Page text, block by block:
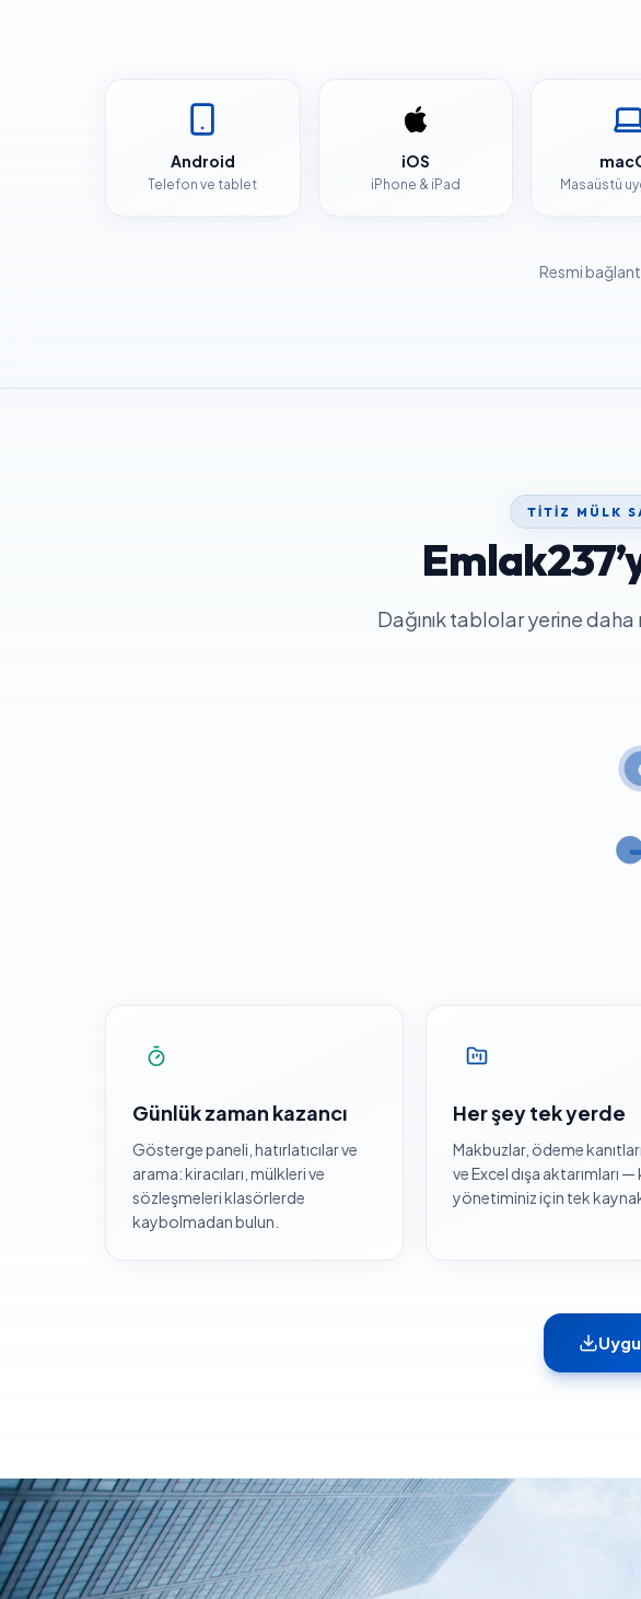
Android
Telefon ve tablet
iOS
iPhone & iPad Masaüstü
Resmi
TITIZ MÜLK
Dağınık tablolar yerine
Günlük zaman kazancı
Gösterge paneli, hatırlatıcılar ve
arama: kiracıları, mülkleri ve
sözleşmeleri klasörlerde
kaybolmadan bulun.
Her şey tek yerde
Makbuzlar, ödeme
ve Excel dışa aktarımları —
yönetiminiz için tek
Operasyonlarınızın bütünsel görünümü